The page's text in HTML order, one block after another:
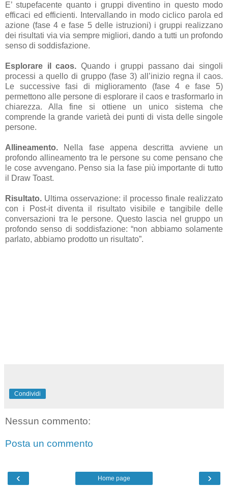
E’ stupefacente quanto i gruppi diventino in questo modo
efficaci ed efficienti. Intervallando in modo ciclico parola ed
azione (fase 4 e fase 5 delle istruzioni) i gruppi realizzano
dei risultati via via sempre migliori, dando a tutti un profondo
senso di soddisfazione.
Esplorare il caos. Quando i gruppi passano dai singoli
processi a quello di gruppo (fase 3) all’inizio regna il caos.
Le successive fasi di miglioramento (fase 4 e fase 5)
permettono alle persone di esplorare il caos e trasformarlo in
chiarezza. Alla fine si ottiene un unico sistema che
comprende la grande varietà dei punti di vista delle singole
persone.
Allineamento. Nella fase appena descritta avviene un
profondo allineamento tra le persone su come pensano che
le cose avvengano. Penso sia la fase più importante di tutto
il Draw Toast.
Risultato. Ultima osservazione: il processo finale realizzato
con i Post-it diventa il risultato visibile e tangibile delle
conversazioni tra le persone. Questo lascia nel gruppo un
profondo senso di soddisfazione: “non abbiamo solamente
parlato, abbiamo prodotto un risultato”.
Condividi
Nessun commento:
Posta un commento
‹ ›
Home page